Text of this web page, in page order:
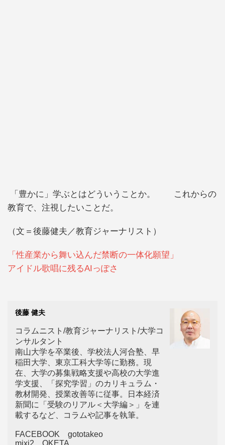
「豊かに」学ぶとはどういうことか。 これからの
教育で、注視したいことだ。
（文＝後藤健夫／教育ジャーナリスト）
「性産業から舞い込んだ禁断の一体化願望」
アイドル歌唱に残るAIっぽさ
後藤 健夫
コラムニスト/教育ジャーナリスト/大学コ
ンサルタント
南山大学を卒業後、学校法人河合塾、早
稲田大学、東京工科大学等に勤務。現
在、大学の募集戦略支援や高校の大学進
学支援、「探究学習」のカリキュラム・
教材開発、授業改善等に従事。日本経済
新聞に「受験のリアル＜大学編＞」を連
載するなど、コラムや記事を執筆。
FACEBOOK gototakeo
mixi2 OKETA